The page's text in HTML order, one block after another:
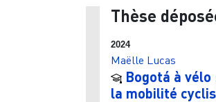
Thèse
2024
Maëlle Lucas
Bogotá à
la mobilité